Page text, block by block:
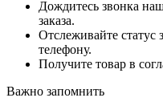
Дождитесь звонка
заказа.
Отслеживайте статус
телефону.
Получите товар в
Важно запомнить